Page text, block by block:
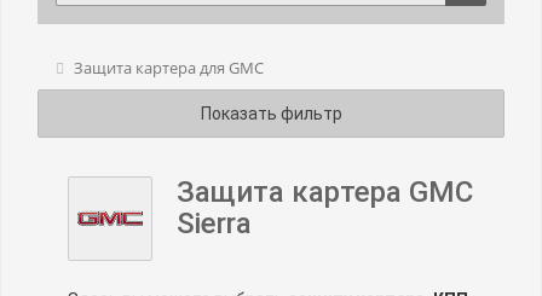
Защита картера для GMC
Показать фильтр
Защита картера GMC
Sierra